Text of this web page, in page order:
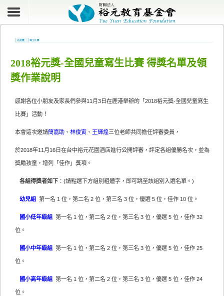
2018裕元獎-全國兒童寫生比賽 得獎名單及領
獎作業說明
感謝各位小朋友及家長們參與11月3日在鹿港舉辦的「2018裕元獎-全國兒童寫生
比賽」活動！
本會這次邀請簡嘉助 、 林俊寅 、 王輝煌三位老師共同擔任評審委員，
於2018年11月16日在台中裕元花園酒店進行公開評審，評定各組優勝名次，並為
獎勵孩童，增列「佳作」獎項。
各組得獎者如下 ：(請點選下方組別粗體字，即可跳至該組別入選名單。)
幼兒組 第一名 1 位，第二名 2 位，第三名 3 位，優選 5 位，佳作 10 位。
國小低年級組 第一名 1 位，第二名 2 位，第三名 3 位，優選 5 位，佳作 32
位。
國小中年級組 第一名 1 位，第二名 2 位，第三名 3 位，優選 5 位，佳作 25
位。
國小高年級組 第一名 1 位，第二名 2 位，第三名 3 位，優選 5 位，佳作 24
位。